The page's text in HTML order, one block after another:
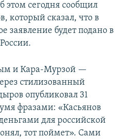
этом сегодня сообщил
который сказал, что в
заявление будет подано в
и Кара-Мурзой —
стилизованный
опубликовал 31
фразами: «Касьянов
для российской
тот поймет». Сами